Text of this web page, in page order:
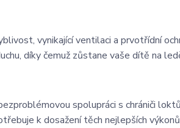
vynikající ventilaci a prvotřídní
díky čemuž zůstane vaše dítě na
spolupráci s chrániči
k dosažení těch nejlepších